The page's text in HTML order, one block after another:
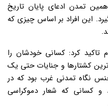
در پایان سال ۲۰۲۳ که همین تمدن ادعای پایان تاریخ
این افراد بر اساس چیزی که
کرد: کسانی خودشان را
کشتار‌ها و جنایات حتی یک
نگاه تمدنی غرب بود که در
کسانی که شعار دموکراسی